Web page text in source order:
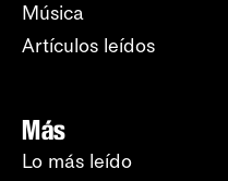
Música
Artículos leídos
Más
Lo más leído